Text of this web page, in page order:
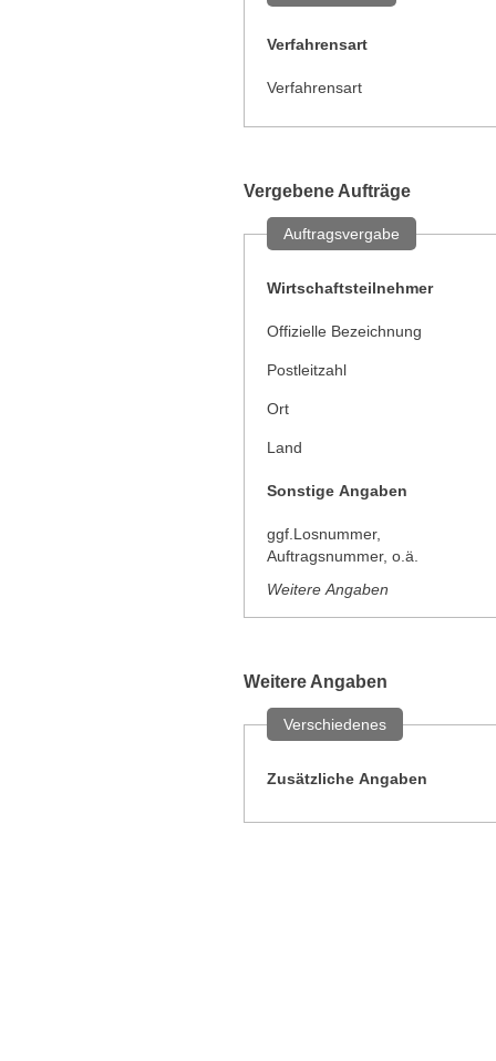
Verfahrensart
Verfahrensart
Vergebene Aufträge
Auftragsvergabe
Wirtschaftsteilnehmer
Offizielle Bezeichnung
Postleitzahl
Ort
Land
Sonstige Angaben
ggf.Losnummer,
Auftragsnummer, o.ä.
Weitere Angaben
Weitere Angaben
Verschiedenes
Zusätzliche Angaben